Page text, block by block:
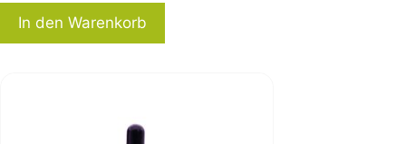
In den Warenkorb